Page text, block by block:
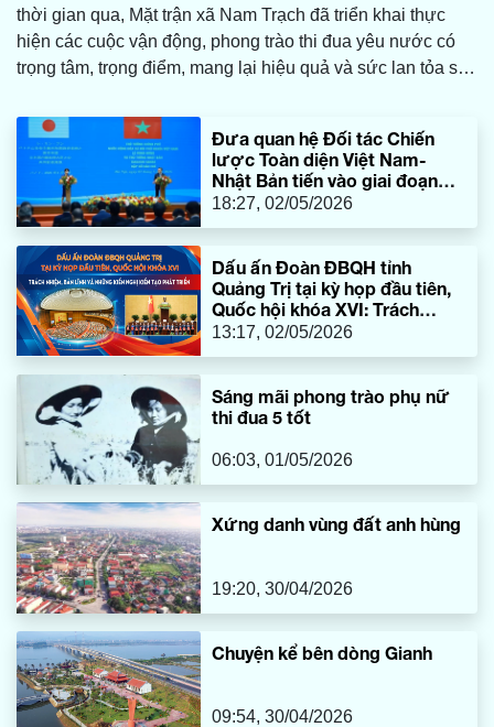
thời gian qua, Mặt trận xã Nam Trạch đã triển khai thực
hiện các cuộc vận động, phong trào thi đua yêu nước có
trọng tâm, trọng điểm, mang lại hiệu quả và sức lan tỏa sâu
Đưa quan hệ Đối tác Chiến
lược Toàn diện Việt Nam-
Nhật Bản tiến vào giai đoạn
phát triển mới
18:27, 02/05/2026
Dấu ấn Đoàn ĐBQH tỉnh
Quảng Trị tại kỳ họp đầu tiên,
Quốc hội khóa XVI: Trách
nhiệm, bản lĩnh và những kiến
13:17, 02/05/2026
Sáng mãi phong trào phụ nữ
thi đua 5 tốt
06:03, 01/05/2026
Xứng danh vùng đất anh hùng
19:20, 30/04/2026
Chuyện kể bên dòng Gianh
09:54, 30/04/2026